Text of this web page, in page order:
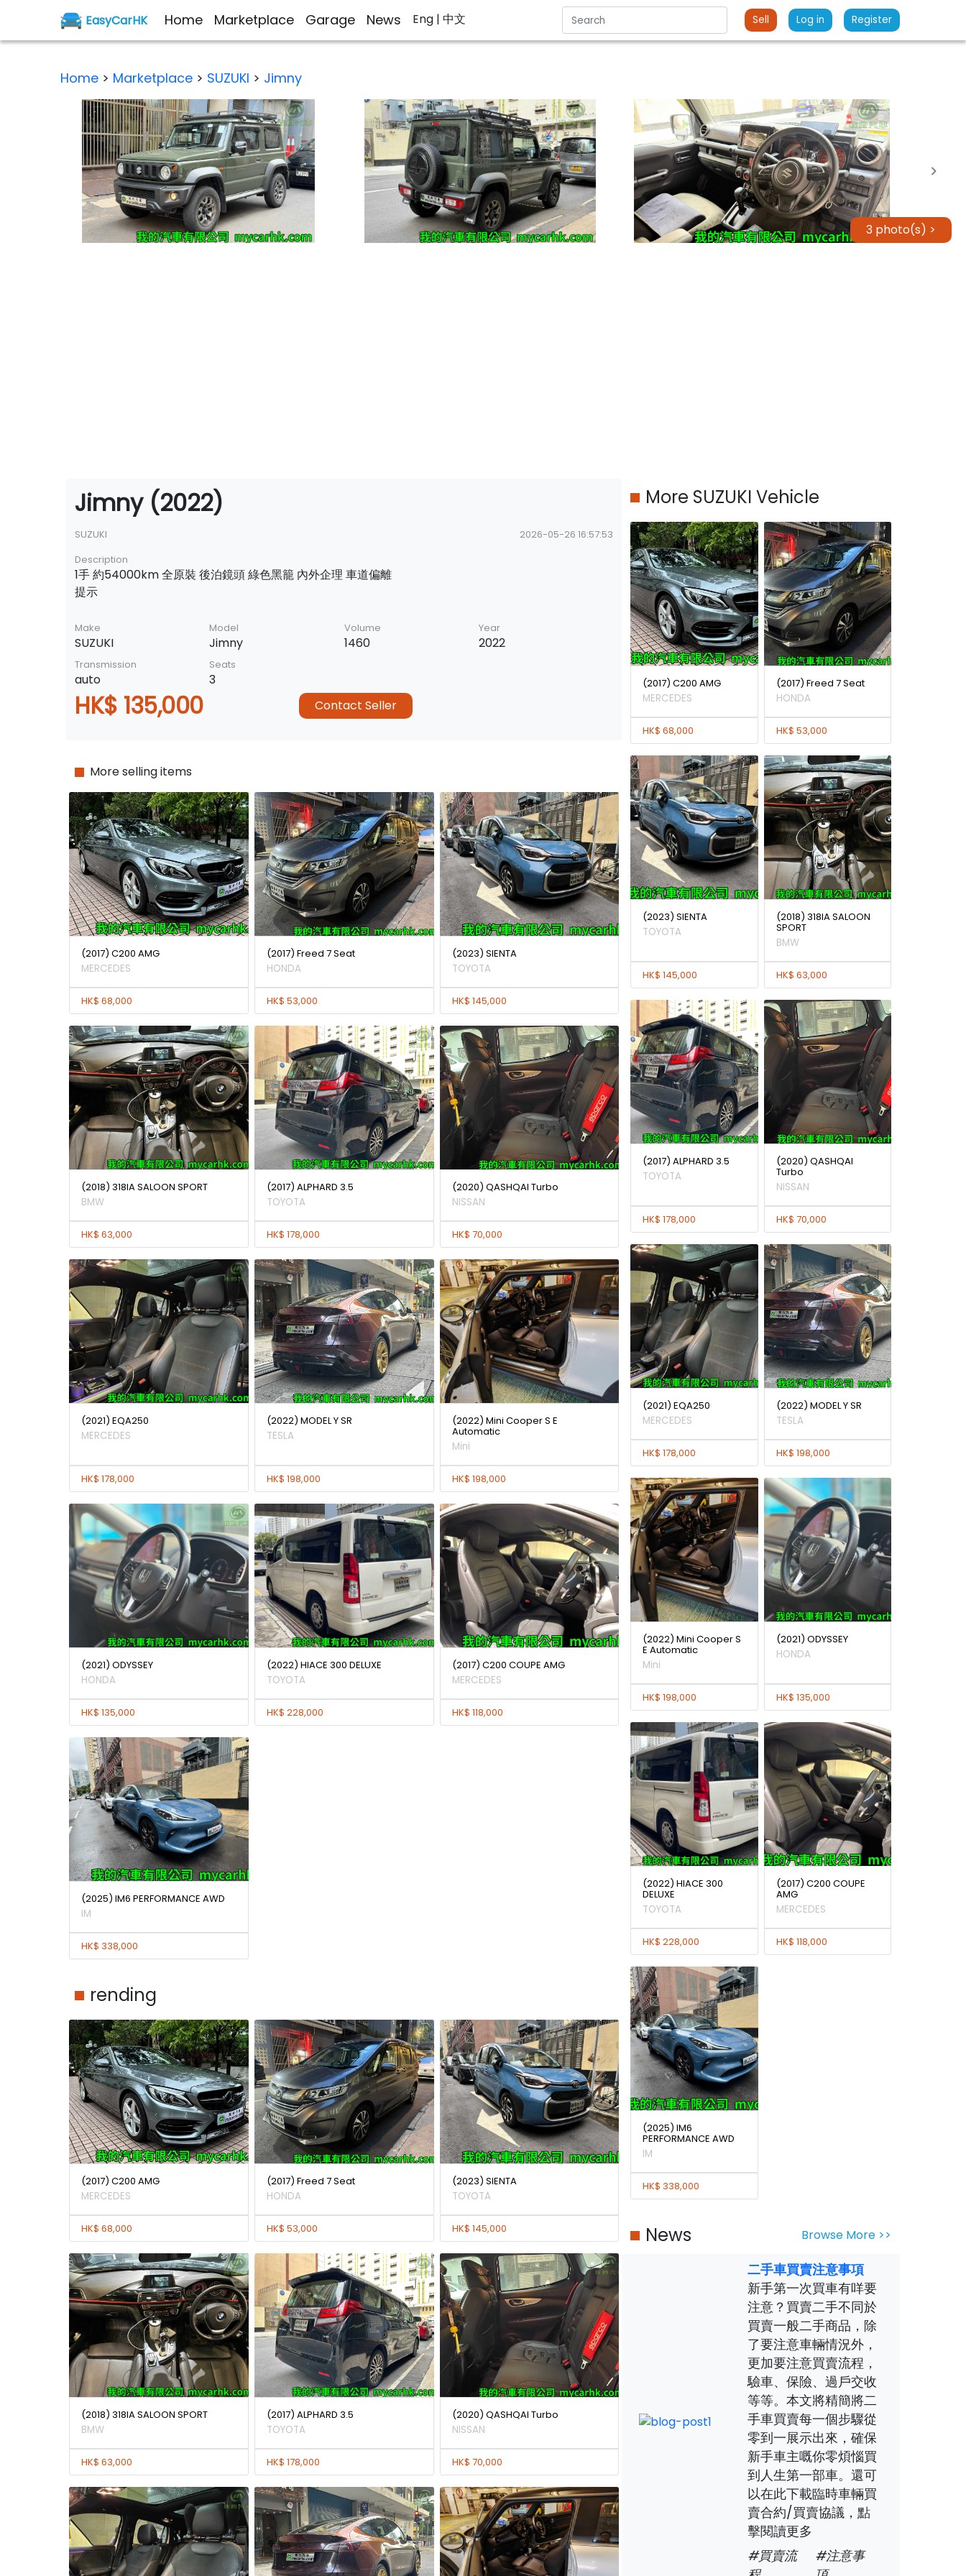
EasyCarHK Home Marketplace Garage News Eng | 中文 Sell Log in Register
Home > Marketplace > SUZUKI > Jimny
3 photo(s) >
Jimny (2022)
SUZUKI
2026-05-26 16:57:53
Description
1手 約54000km 全原裝 後泊鏡頭 綠色黑籠 內外企理 車道偏離
提示
Make
SUZUKI
Model
Jimny
Volume
1460
Year
2022
Transmission
auto
Seats
3
HK$ 135,000 Contact Seller
More selling items
(2017) C200 AMG
MERCEDES
HK$ 68,000
(2017) Freed 7 Seat
HONDA
HK$ 53,000
(2023) SIENTA
TOYOTA
HK$ 145,000
(2018) 318IA SALOON SPORT
BMW
HK$ 63,000
(2017) ALPHARD 3.5
TOYOTA
HK$ 178,000
(2020) QASHQAI Turbo
NISSAN
HK$ 70,000
(2021) EQA250
MERCEDES
HK$ 178,000
(2022) MODEL Y SR
TESLA
HK$ 198,000
(2022) Mini Cooper S E
Automatic
Mini
HK$ 198,000
(2021) ODYSSEY
HONDA
HK$ 135,000
(2022) HIACE 300 DELUXE
TOYOTA
HK$ 228,000
(2017) C200 COUPE AMG
MERCEDES
HK$ 118,000
(2025) IM6 PERFORMANCE AWD
IM
HK$ 338,000
rending
(2017) C200 AMG
MERCEDES
HK$ 68,000
(2017) Freed 7 Seat
HONDA
HK$ 53,000
(2023) SIENTA
TOYOTA
HK$ 145,000
(2018) 318IA SALOON SPORT
BMW
HK$ 63,000
(2017) ALPHARD 3.5
TOYOTA
HK$ 178,000
(2020) QASHQAI Turbo
NISSAN
HK$ 70,000
More SUZUKI Vehicle
(2017) C200 AMG
MERCEDES
HK$ 68,000
(2017) Freed 7 Seat
HONDA
HK$ 53,000
(2023) SIENTA
TOYOTA
HK$ 145,000
(2018) 318IA SALOON
SPORT
BMW
HK$ 63,000
(2017) ALPHARD 3.5
TOYOTA
HK$ 178,000
(2020) QASHQAI
Turbo
NISSAN
HK$ 70,000
(2021) EQA250
MERCEDES
HK$ 178,000
(2022) MODEL Y SR
TESLA
HK$ 198,000
(2022) Mini Cooper S
E Automatic
Mini
HK$ 198,000
(2021) ODYSSEY
HONDA
HK$ 135,000
(2022) HIACE 300
DELUXE
TOYOTA
HK$ 228,000
(2017) C200 COUPE
AMG
MERCEDES
HK$ 118,000
(2025) IM6
PERFORMANCE AWD
IM
HK$ 338,000
News Browse More >>
二手車買賣注意事項
新手第一次買車有咩要
注意？買賣二手不同於
買賣一般二手商品，除
了要注意車輛情況外，
更加要注意買賣流程，
驗車、保險、過戶交收
等等。本文將精簡將二
手車買賣每一個步驟從
零到一展示出來，確保
新手車主嘅你零煩惱買
到人生第一部車。還可
以在此下載臨時車輛買
賣合約/買賣協議，點
擊閱讀更多
#買賣流
#注意事